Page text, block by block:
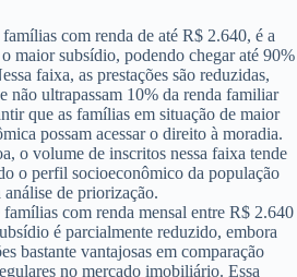
com renda de até R$ 2.640, é a
maior subsídio, podendo chegar até 90%
faixa, as prestações são reduzidas,
não ultrapassam 10% da renda familiar
que as famílias em situação de maior
possam acessar o direito à moradia.
o volume de inscritos nessa faixa tende
o perfil socioeconômico da população
de priorização.
com renda mensal entre R$ 2.640
é parcialmente reduzido, embora
bastante vantajosas em comparação
no mercado imobiliário. Essa